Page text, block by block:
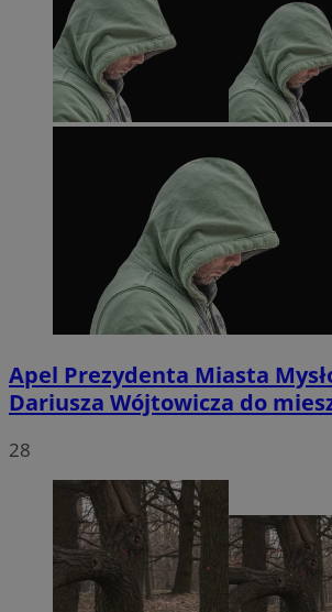
Apel Prezydenta Miasta
Dariusza Wójtowicza do
28